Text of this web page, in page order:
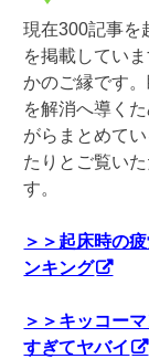
現在300記事を
を掲載してい
かのご縁です
を解消へ導く
がらまとめて
たりとご覧い
す。
＞＞起床時の
ンキング
＞＞キッコー
すぎてヤバイ